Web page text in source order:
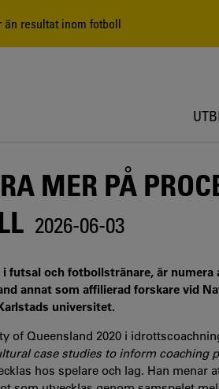
resultat inom fotboll
MER PÅ
2026-06-03
futsal och fotbollstränare, är numera
annat som affilierad forskare vid
universitet.
of Queensland 2020 i
case studies to inform coaching
hos spelare och lag. Han menar